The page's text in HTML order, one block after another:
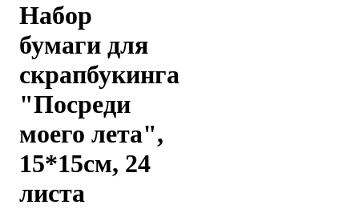
Набор
бумаги для
скрапбукинга
"Посреди
моего лета",
15*15см, 24
листа